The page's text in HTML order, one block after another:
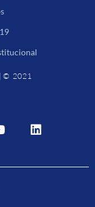
| © 2021